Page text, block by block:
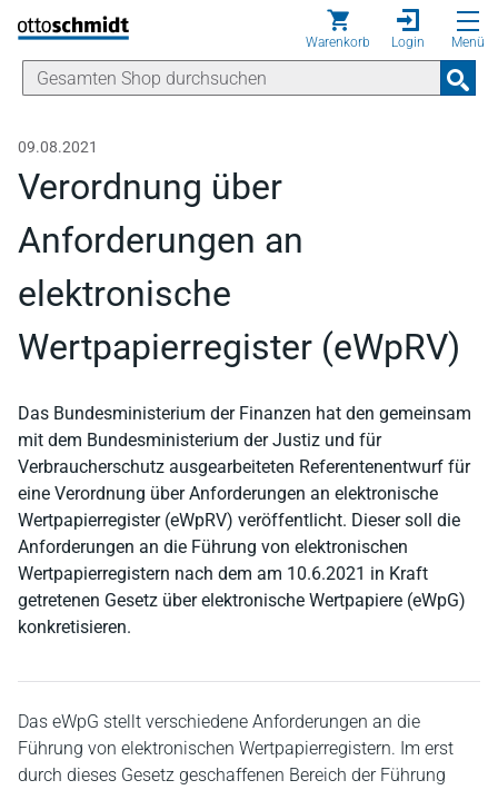
Direkt zum Inhalt
Warenkorb Login Menü
09.08.2021
Verordnung über
Anforderungen an
elektronische
Wertpapierregister (eWpRV)
Das Bundesministerium der Finanzen hat den gemeinsam
mit dem Bundesministerium der Justiz und für
Verbraucherschutz ausgearbeiteten Referentenentwurf für
eine Verordnung über Anforderungen an elektronische
Wertpapierregister (eWpRV) veröffentlicht. Dieser soll die
Anforderungen an die Führung von elektronischen
Wertpapierregistern nach dem am 10.6.2021 in Kraft
getretenen Gesetz über elektronische Wertpapiere (eWpG)
konkretisieren.
Das eWpG stellt verschiedene Anforderungen an die
Führung von elektronischen Wertpapierregistern. Im erst
durch dieses Gesetz geschaffenen Bereich der Führung